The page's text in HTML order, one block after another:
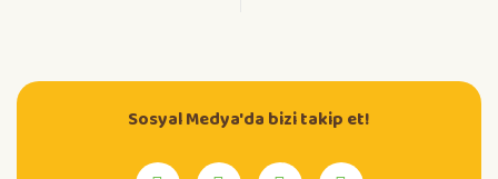
Sosyal Medya'da bizi takip et!